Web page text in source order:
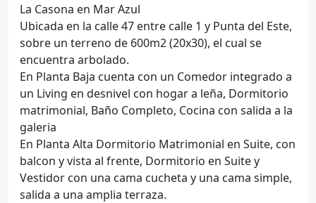
La Casona en Mar Azul
Ubicada en la calle 47 entre calle 1 y Punta del Este,
sobre un terreno de 600m2 (20x30), el cual se
encuentra arbolado.
En Planta Baja cuenta con un Comedor integrado a
un Living en desnivel con hogar a leña, Dormitorio
matrimonial, Baño Completo, Cocina con salida a la
galeria
En Planta Alta Dormitorio Matrimonial en Suite, con
balcon y vista al frente, Dormitorio en Suite y
Vestidor con una cama cucheta y una cama simple,
salida a una amplia terraza.